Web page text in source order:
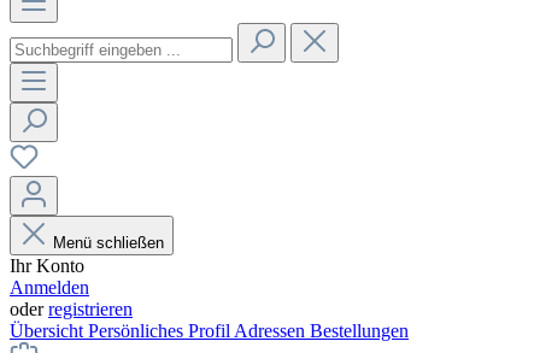
Menü schließen
Ihr Konto
Anmelden
oderregistrieren
Übersicht Persönliches Profil Adressen Bestellungen